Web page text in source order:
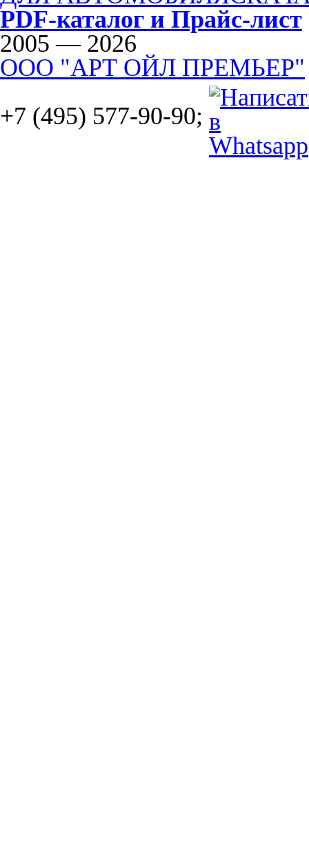
PDF-каталог и Прайс-лист
2005 — 2026
ООО "АРТ ОЙЛ ПРЕМЬЕР"
+7 (495) 577-90-90;